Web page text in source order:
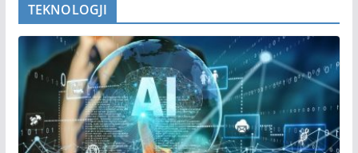
TEKNOLOGJI